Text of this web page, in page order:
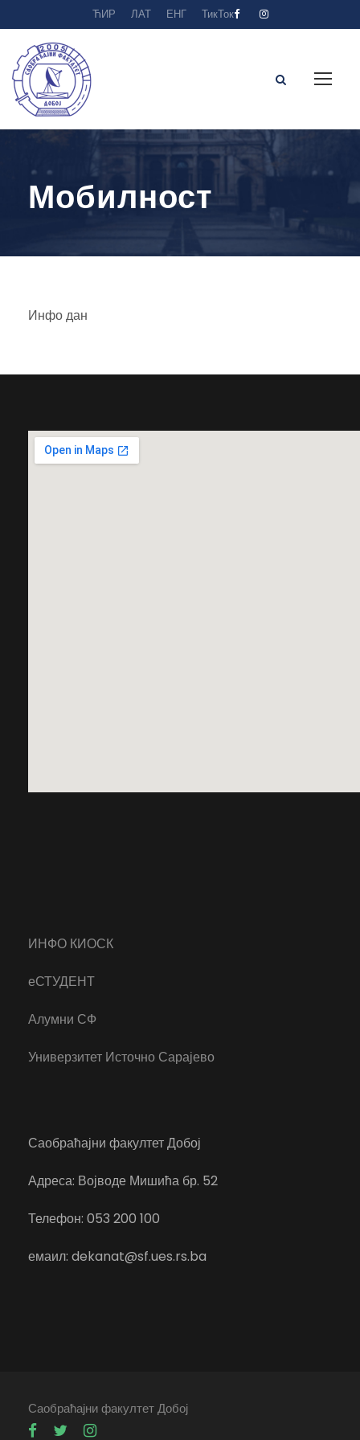
ЋИР ЛАТ ЕНГ ТикТок
Мобилност
Инфо дан
ИНФО КИОСК
еСТУДЕНТ
Алумни СФ
Универзитет Источно Сарајево
Саобраћајни факултет Добој
Адреса: Војводе Мишића бр. 52
Телефон: 053 200 100
емаил: dekanat@sf.ues.rs.ba
Саобраћајни факултет Добој